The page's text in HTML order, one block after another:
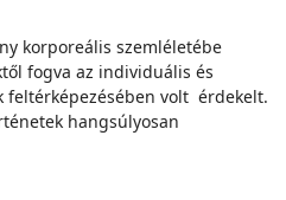
korporeális szemléletébe
fogva az individuális és
feltérképezésében volt érdekelt.
hangsúlyosan